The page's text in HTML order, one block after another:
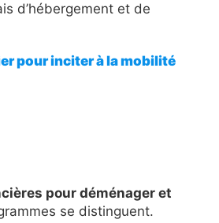
d’hébergement et de
pour inciter à la mobilité
pour déménager et
se distinguent.